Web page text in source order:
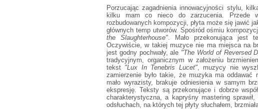
Porzucając zagadnienia innowacyjności stylu,
kilku mam co nieco do zarzucenia. Przede
rozbudowanych kompozycji, płyta może się jawić
głównych temp utworów. Spośród ośmiu
the Slaughterhouse" . Mało przekonująca jest
Oczywiście, w takiej muzyce nie ma miejsca na
jest godny pochwały, ale "The World of Reversed
tradycyjnym, organicznym w założeniu
tekst "Lux In Tenebris Lucet", muzycy nie
zamierzenie było takie, że muzyka ma
mało wyrazisty, brakuje odniesienia w samym
ekspresję. Teksty są przekonujące i dobrze
charakterystyczna, a kapryśny mastering
odsłuchach, na których tej płyty słuchałem,